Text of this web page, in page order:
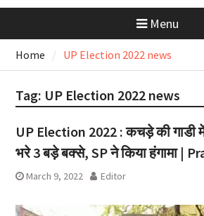
Menu
Home UP Election 2022 news
Tag: UP Election 2022 news
UP Election 2022 : कचड़े की गाडी
भरे 3 बड़े बक्से, SP ने किया हंगामा |
March 9, 2022 Editor